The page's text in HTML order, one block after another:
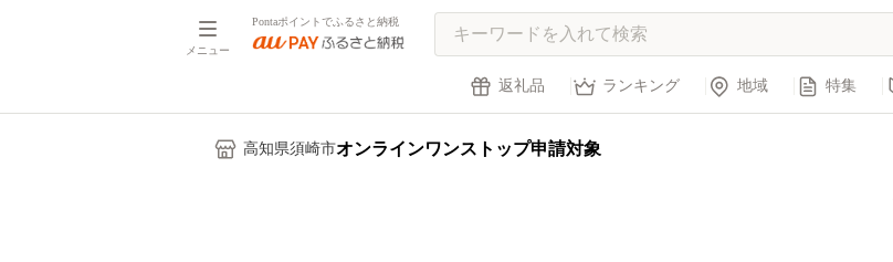
メニュー
Pontaポイントでふるさと納税
返礼品 ランキング 地域 特集
高知県須崎市オンラインワンストップ申請対象